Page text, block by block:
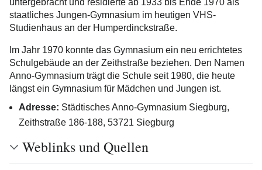
untergebracht und residierte ab 1933 bis Ende 1970 als
staatliches Jungen-Gymnasium im heutigen VHS-
Studienhaus an der Humperdinckstraße.
Im Jahr 1970 konnte das Gymnasium ein neu errichtetes
Schulgebäude an der Zeithstraße beziehen. Den Namen
Anno-Gymnasium trägt die Schule seit 1980, die heute
längst ein Gymnasium für Mädchen und Jungen ist.
Adresse: Städtisches Anno-Gymnasium Siegburg,
Zeithstraße 186-188, 53721 Siegburg
Weblinks und Quellen